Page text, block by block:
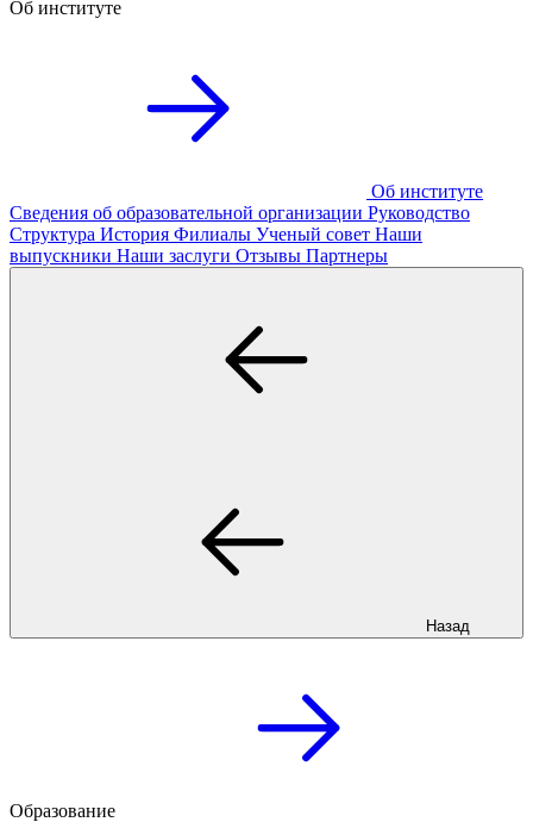
Об институте
Об институте
Сведения об образовательной организации Руководство
Структура История Филиалы Ученый совет Наши
выпускники Наши заслуги Отзывы Партнеры
Назад
Образование